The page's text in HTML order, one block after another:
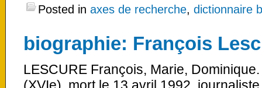
Posted in axes de recherche, dictionnaire
biographie: François
LESCURE François, Marie,